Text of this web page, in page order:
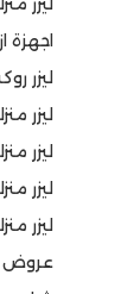
اجهزة
ليزر
ليزر
ليزر
ليزر
ليزر
عروض